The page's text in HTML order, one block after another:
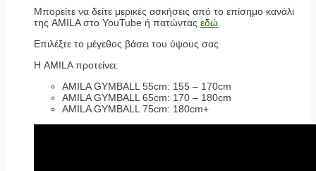
Μπορείτε να δείτε μερικές ασκήσεις από το επίσημο κανάλι
της AMILA στο YouTube ή πατώντας εδώ
Επιλέξτε το μέγεθος βάσει του ύψους σας
Η AMILA προτείνει:
AMILA GYMBALL 55cm: 155 – 170cm
AMILA GYMBALL 65cm: 170 – 180cm
AMILA GYMBALL 75cm: 180cm+